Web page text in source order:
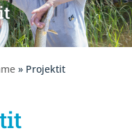
» Projektit